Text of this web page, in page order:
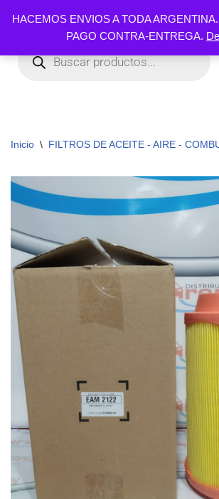
HACEMOS ENVIOS A TODA
PAGO CONTRA-ENTREGA.
al
contenido
Inicio \ FILTROS DE ACEITE - AIRE -